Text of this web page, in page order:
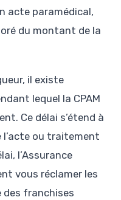
acte paramédical,
du montant de la
il existe
lequel la CPAM
Ce délai s’étend à
l’acte ou traitement
l’Assurance
vous réclamer les
franchises